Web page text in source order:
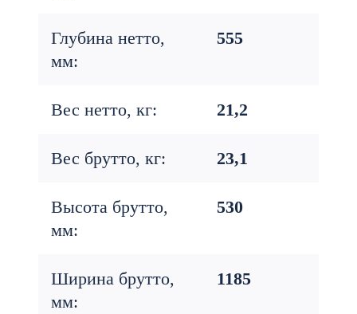
Глубина нетто,
мм:
555
Вес нетто, кг: 21,2
Вес брутто, кг: 23,1
Высота брутто,
мм:
530
Ширина брутто,
мм:
1185